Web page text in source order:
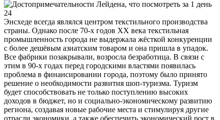
Энсхеде всегда являлся центром текстильного производства
страны. Однако после 70-х годов XX века текстильная
промышленность города не выдержала жёсткой конкуренции
с более дешёвым азиатским товаром и она пришла в упадок.
Все фабрики позакрывали, возросла безработица. В связи с
этим в 90-х годах перед городскими властями появилась
проблема в финансировании города, поэтому было принято
решение о необходимости развития шоп-туризма. Туризм
будет способствовать не только поступлению высоких
доходов в бюджет, но и социально-экономическому развитию
региона, создавая новые рабочие места и стимулируя другие
отрасли экономики, а также обеспечить экономический рост в